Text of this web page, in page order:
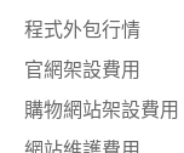
程式外包行情
官網架設費用
購物網站架設費用